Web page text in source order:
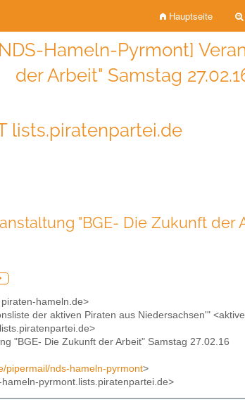
Hauptseite
Hameln-Pyrmont]
der Arbeit" Samstag
lists.piratenpartei.de
"BGE- Die Zukunft der
hameln.de>
der aktiven Piraten aus Niedersachsen'"
"BGE- Die Zukunft der Arbeit" Samstag 27.02.16
pipermail/nds-hameln-pyrmont>
pyrmont.lists.piratenpartei.de>